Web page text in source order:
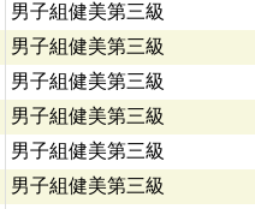
男子組健美第三級
男子組健美第三級
男子組健美第三級
男子組健美第三級
男子組健美第三級
男子組健美第三級